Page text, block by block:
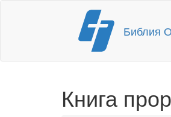
Перейти
содержимому
Библия
Книга